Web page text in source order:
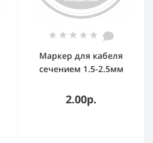
Маркер для кабеля
сечением 1.5-2.5мм
2.00р.